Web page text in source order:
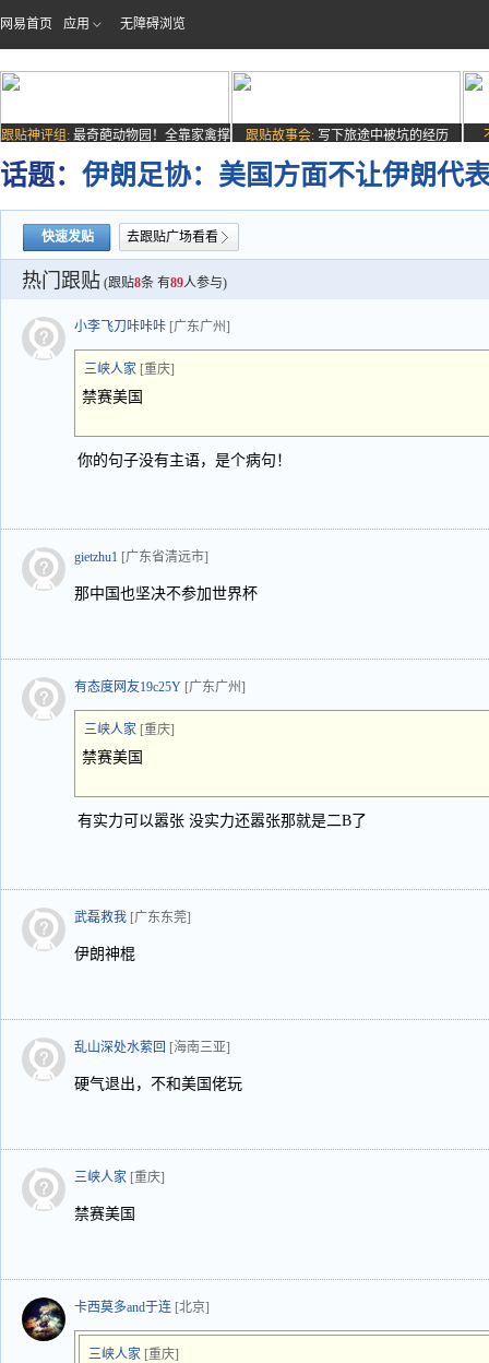
网易首页 应用 无障碍浏览
跟贴神评组: 最奇葩动物园！全靠家禽撑
场子
跟贴故事会: 写下旅途中被坑的经历
话题： 伊朗足协：美国方面不让伊朗代
快速发贴 去跟贴广场看看
热门跟贴 (跟贴8条 有89人参与)
小李飞刀咔咔咔 [广东广州]
三峡人家 [重庆]
禁赛美国
你的句子没有主语，是个病句！
gietzhu1 [广东省清远市]
那中国也坚决不参加世界杯
有态度网友19c25Y [广东广州]
三峡人家 [重庆]
禁赛美国
有实力可以嚣张 没实力还嚣张那就是二B了
武磊救我 [广东东莞]
伊朗神棍
乱山深处水萦回 [海南三亚]
硬气退出，不和美国佬玩
三峡人家 [重庆]
禁赛美国
卡西莫多and于连 [北京]
三峡人家 [重庆]